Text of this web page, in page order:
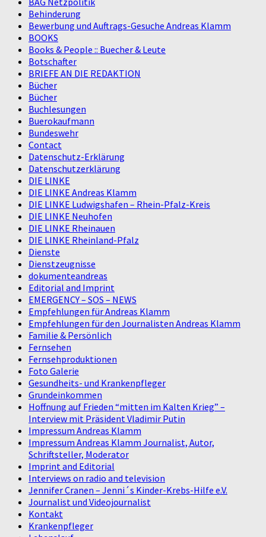
Behinderung
Bewerbung und Auftrags-Gesuche Andreas Klamm
BOOKS
Books & People :: Buecher & Leute
Botschafter
BRIEFE AN DIE REDAKTION
Bücher
Bücher
Buchlesungen
Buerokaufmann
Bundeswehr
Contact
Datenschutz-Erklärung
Datenschutzerklärung
DIE LINKE
DIE LINKE Andreas Klamm
DIE LINKE Ludwigshafen – Rhein-Pfalz-Kreis
DIE LINKE Neuhofen
DIE LINKE Rheinauen
DIE LINKE Rheinland-Pfalz
Dienste
Dienstzeugnisse
dokumenteandreas
Editorial and Imprint
EMERGENCY – SOS – NEWS
Empfehlungen für Andreas Klamm
Empfehlungen für den Journalisten Andreas Klamm
Familie & Persönlich
Fernsehen
Fernsehproduktionen
Foto Galerie
Gesundheits- und Krankenpfleger
Grundeinkommen
Hoffnung auf Frieden “mitten im Kalten Krieg” –
Interview mit Präsident Vladimir Putin
Impressum Andreas Klamm
Impressum Andreas Klamm Journalist, Autor,
Schriftsteller, Moderator
Imprint and Editorial
Interviews on radio and television
Jennifer Cranen – Jenni´s Kinder-Krebs-Hilfe e.V.
Journalist und Videojournalist
Kontakt
Krankenpfleger